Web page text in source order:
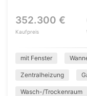
352.300 €
Kaufpreis
mit Fenster
Zentralheizung
Wasch-/Trockenraum